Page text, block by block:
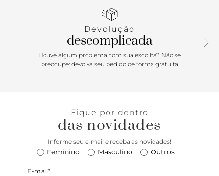
Devolução
descomplicada
Houve algum problema com sua escolha? Não se
preocupe: devolva seu pedido de forma gratuita
Fique por dentro
das novidades
Informe seu e-mail e receba as novidades!
Feminino Masculino Outros
E-mail*